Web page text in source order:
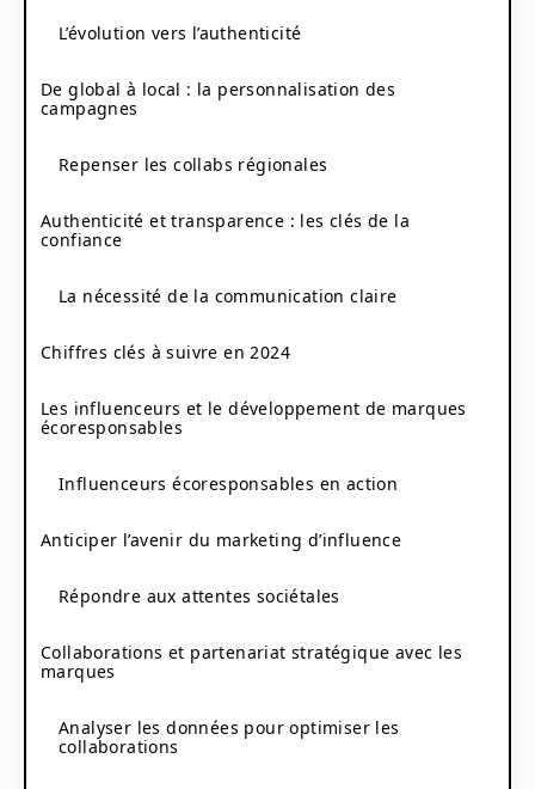
L’évolution vers l’authenticité
De global à local : la personnalisation des
campagnes
Repenser les collabs régionales
Authenticité et transparence : les clés de la
confiance
La nécessité de la communication claire
Chiffres clés à suivre en 2024
Les influenceurs et le développement de marques
écoresponsables
Influenceurs écoresponsables en action
Anticiper l’avenir du marketing d’influence
Répondre aux attentes sociétales
Collaborations et partenariat stratégique avec les
marques
Analyser les données pour optimiser les
collaborations